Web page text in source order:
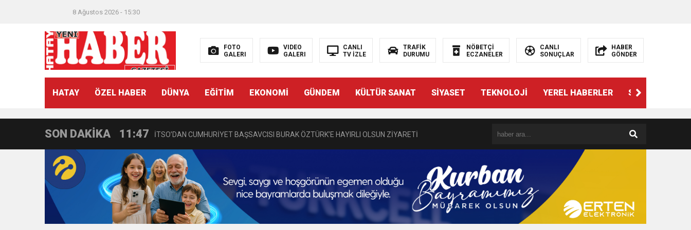
8 Ağustos 2026 - 15:30
FOTO
GALERI
VIDEO
GALERI
CANLI
TV İZLE
TRAFİK
DURUMU
NÖBETÇİ
ECZANELER
CANLI
SONUÇLAR
HABER
GÖNDER
HATAY ÖZEL HABER DÜNYA EĞİTİM EKONOMİ GÜNDEM KÜLTÜR SANAT SİYASET TEKNOLOJİ YEREL HABERLER SPOR
SON DAKİKA
21:40
11:47 İTSO’DAN CUMHURİYET BAŞSAVCISI BURAK ÖZTÜRK’E HAYIRLI OLSUN ZİYARETİ
18:55 İNCE’NİN CHP’DE KALMASININ PERDE ARKASI: GÖRÜNENDEN DAHA FAZLASI MI VAR?
11:57 IŞIL Eczanesi Görkemli Bir Törenle Hizmete Açıldı
21:40